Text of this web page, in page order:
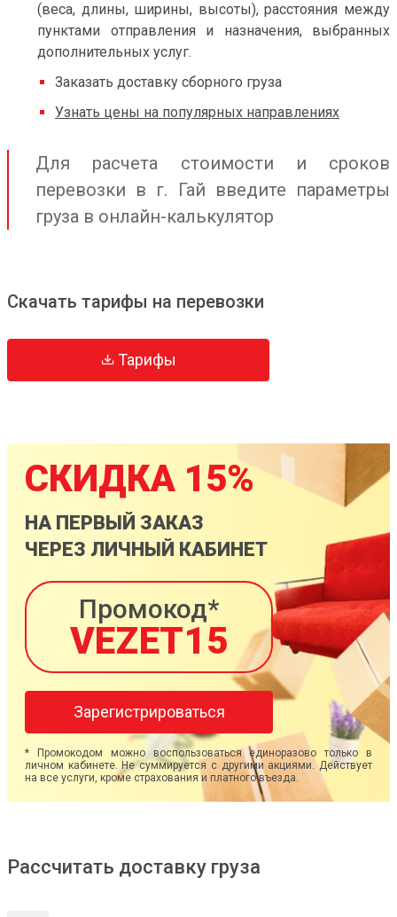
(веса, длины, ширины, высоты), расстояния между
пунктами отправления и назначения, выбранных
дополнительных услуг.
Заказать доставку сборного груза
Узнать цены на популярных направлениях
Для расчета стоимости и сроков
перевозки в г. Гай введите параметры
груза в онлайн-калькулятор
Скачать тарифы на перевозки
Тарифы
СКИДКА 15%
НА ПЕРВЫЙ ЗАКАЗ
ЧЕРЕЗ ЛИЧНЫЙ КАБИНЕТ
Промокод*
VEZET15
Зарегистрироваться
* Промокодом можно воспользоваться единоразово только в
личном кабинете. Не суммируется с другими акциями. Действует
на все услуги, кроме страхования и платного въезда.
Рассчитать доставку груза